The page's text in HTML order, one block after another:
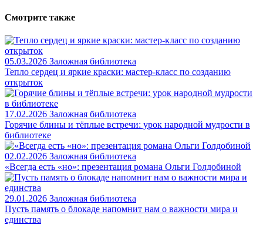
Смотрите также
05.03.2026 Заложная библиотека
Тепло сердец и яркие краски: мастер-класс по созданию
открыток
17.02.2026 Заложная библиотека
Горячие блины и тёплые встречи: урок народной мудрости в
библиотеке
02.02.2026 Заложная библиотека
«Всегда есть «но»: презентация романа Ольги Голдобиной
29.01.2026 Заложная библиотека
Пусть память о блокаде напомнит нам о важности мира и
единства